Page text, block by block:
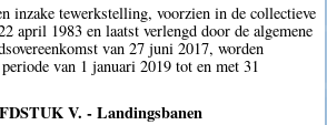
inzake tewerkstelling, voorzien in de collectieve
april 1983 en laatst verlengd door de algemene
van 27 juni 2017, worden
van 1 januari 2019 tot en met 31
V. - Landingsbanen